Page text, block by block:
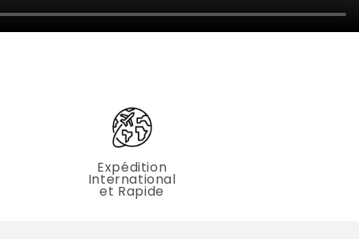
Expédition
International
et Rapide